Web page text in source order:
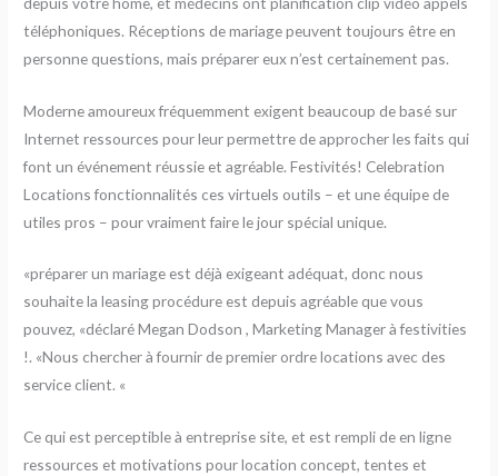
téléphoniques. Réceptions de mariage peuvent toujours être en
personne questions, mais préparer eux n’est certainement pas.
Moderne amoureux fréquemment exigent beaucoup de basé sur
Internet ressources pour leur permettre de approcher les faits qui
font un événement réussie et agréable. Festivités! Celebration
Locations fonctionnalités ces virtuels outils – et une équipe de
utiles pros – pour vraiment faire le jour spécial unique.
«préparer un mariage est déjà exigeant adéquat, donc nous
souhaite la leasing procédure est depuis agréable que vous
pouvez, «déclaré Megan Dodson , Marketing Manager à festivities
!. «Nous chercher à fournir de premier ordre locations avec des
service client. «
Ce qui est perceptible à entreprise site, et est rempli de en ligne
ressources et motivations pour location concept, tentes et